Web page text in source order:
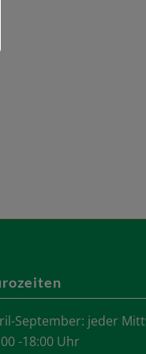
September: jeder
-18:00 Uhr